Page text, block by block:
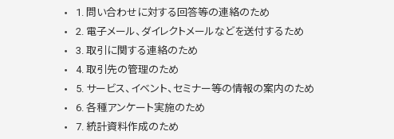
1. 問い合わせに対する回答等の連絡のため
2. 電子メール、ダイレクトメールなどを送付するため
3. 取引に関する連絡のため
4. 取引先の管理のため
5. サービス、イベント、セミナー等の情報の案内のため
6. 各種アンケート実施のため
7. 統計資料作成のため